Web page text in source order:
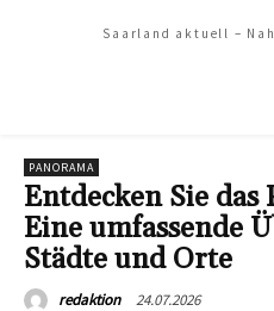
Saarland aktuell –
PANORAMA
Entdecken Sie das
Eine umfassende
Städte und Orte
redaktion 24.07.2026